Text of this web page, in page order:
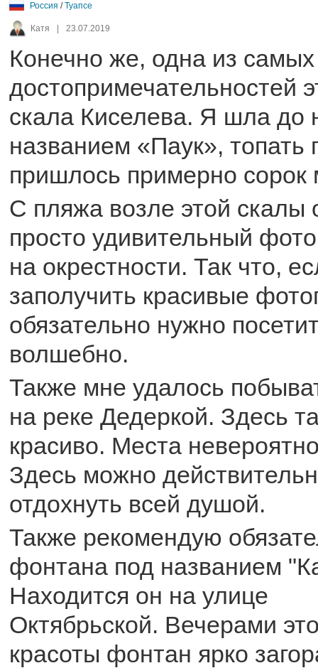
Россия /Туапсе
Катя 23.07.2019
Конечно же, одна из
достопримечательностей
скала Киселева. Я шла до
названием «Паук»,
пришлось примерно сорок
С пляжа возле этой скалы
просто удивительный
на окрестности. Так что,
заполучить красивые
обязательно нужно
волшебно.
Также мне удалось
на реке Дедеркой. Здесь
красиво. Места
Здесь можно
отдохнуть всей душой.
Также рекомендую
фонтана под названием
Находится он на улице
Октябрьской. Вечерами
красоты фонтан ярко